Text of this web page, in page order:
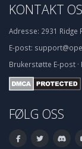
KONTAKT
Adresse: 2931 Ridge
E-post:
Brukerstøtte E-post ·
FØLG OSS